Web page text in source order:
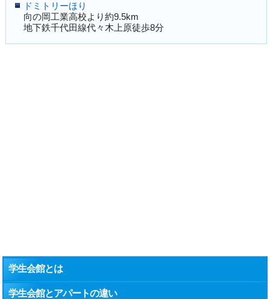
ドミトリーほり
向の岡工業高校より約9.5km
地下鉄千代田線代々木上原徒歩8分
学生会館とは
学生会館とアパートの違い